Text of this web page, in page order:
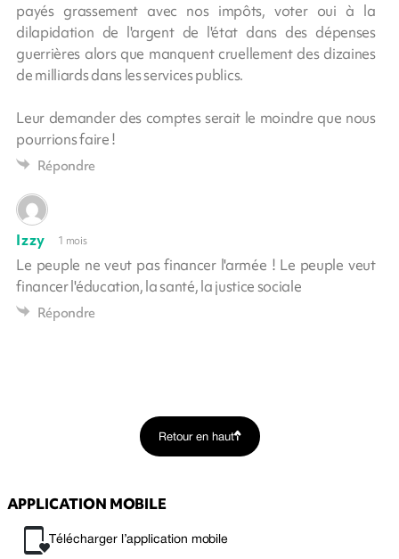
payés grassement avec nos impôts, voter oui à la
dilapidation de l'argent de l'état dans des dépenses
guerrières alors que manquent cruellement des dizaines
de milliards dans les services publics.
Leur demander des comptes serait le moindre que nous
pourrions faire !
Répondre
Izzy 1 mois
Le peuple ne veut pas financer l'armée ! Le peuple veut
financer l'éducation, la santé, la justice sociale
Répondre
Retour en haut
APPLICATION MOBILE
Télécharger l’application mobile